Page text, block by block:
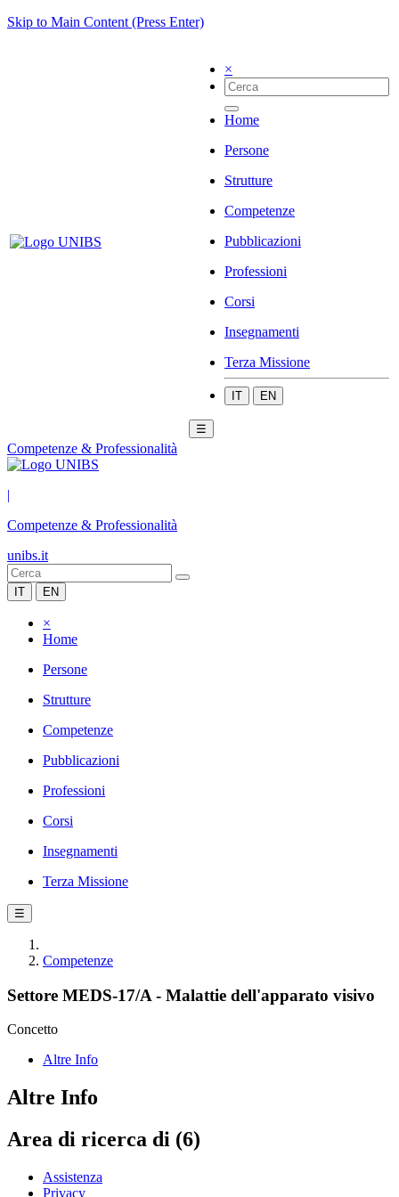
Skip to Main Content (Press Enter)
×
Home
Persone
Strutture
Competenze
Pubblicazioni
Professioni
Corsi
Insegnamenti
Terza Missione
IT EN
☰
Competenze & Professionalità
|
Competenze & Professionalità
unibs.it
IT EN
×
Home
Persone
Strutture
Competenze
Pubblicazioni
Professioni
Corsi
Insegnamenti
Terza Missione
☰
Competenze
Settore MEDS-17/A - Malattie dell'apparato visivo
Concetto
Altre Info
Altre Info
Area di ricerca di (6)
Assistenza
Privacy